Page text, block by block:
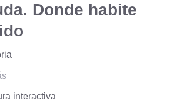
Donde habite
interactiva